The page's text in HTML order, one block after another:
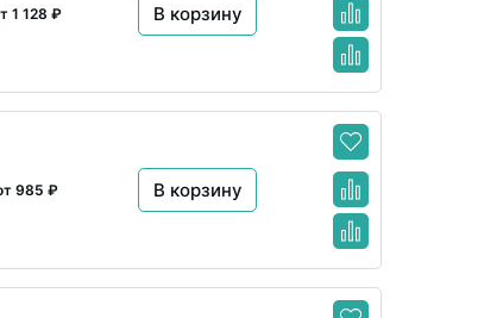
1 128 ₽ В корзину
985 ₽ В корзину